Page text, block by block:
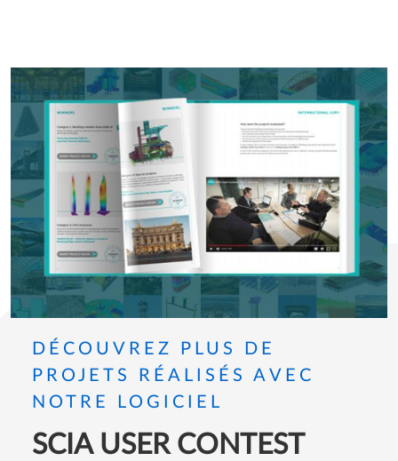
DÉCOUVREZ PLUS DE
PROJETS RÉALISÉS AVEC
NOTRE LOGICIEL
SCIA USER CONTEST